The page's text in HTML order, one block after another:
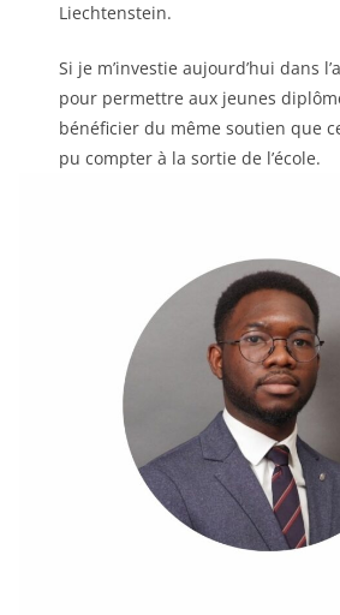
Liechtenstein.
Si je m’investie aujourd’hui dans
pour permettre aux jeunes
bénéficier du même soutien que
pu compter à la sortie de l’école.